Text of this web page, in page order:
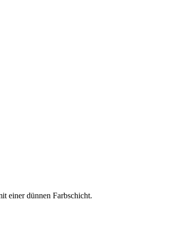
einer dünnen Farbschicht.